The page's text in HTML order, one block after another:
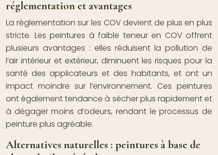
réglementation et avantages
La réglementation sur les COV devient de plus en plus
stricte. Les peintures à faible teneur en COV offrent
plusieurs avantages : elles réduisent la pollution de
l’air intérieur et extérieur, diminuent les risques pour la
santé des applicateurs et des habitants, et ont un
impact moindre sur l’environnement. Ces peintures
ont également tendance à sécher plus rapidement et
à dégager moins d’odeurs, rendant le processus de
peinture plus agréable.
Alternatives naturelles : peintures à base de